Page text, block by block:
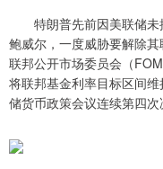
特朗普先前因美联储未
鲍威尔，一度威胁要解除
联邦公开市场委员会（
将联邦基金利率目标区间
储货币政策会议连续第四次